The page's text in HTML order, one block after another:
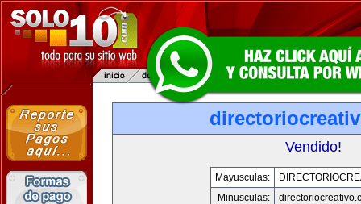
Vendido!
Mayusculas:
Minusculas: